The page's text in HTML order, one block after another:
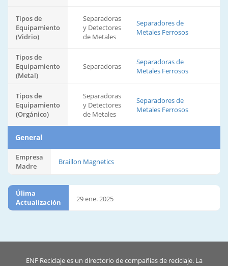
Tipos de
Equipamiento
(Vidrio)
Separadoras
y Detectores
de Metales
Separadores de
Metales Ferrosos
Tipos de
Equipamiento
(Metal)
Separadoras
Separadoras de
Metales Ferrosos
Tipos de
Equipamiento
(Orgánico)
Separadoras
y Detectores
de Metales
Separadores de
Metales Ferrosos
General
Empresa
Madre
Braillon Magnetics
Úlima
Actualización
29 ene. 2025
ENF Reciclaje es un directorio de compañías de reciclaje. La